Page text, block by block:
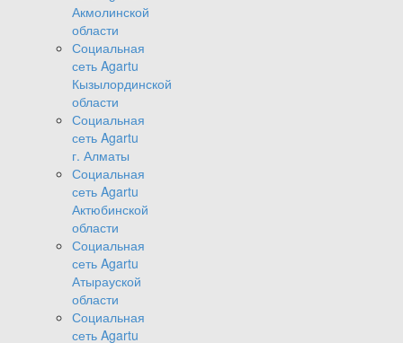
Акмолинской
области
Социальная
сеть Agartu
Кызылординской
области
Социальная
сеть Agartu
г. Алматы
Социальная
сеть Agartu
Актюбинской
области
Социальная
сеть Agartu
Атырауской
области
Социальная
сеть Agartu